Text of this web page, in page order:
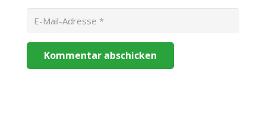
Kommentar abschicken